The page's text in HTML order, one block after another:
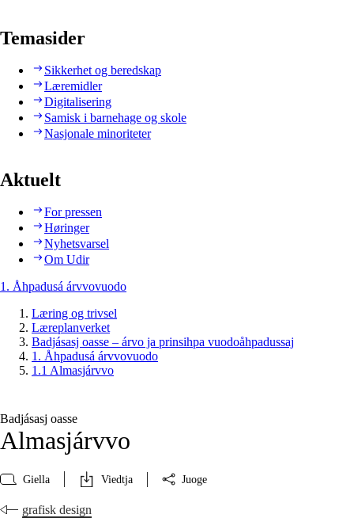
Temasider
Sikkerhet og beredskap
Læremidler
Digitalisering
Samisk i barnehage og skole
Nasjonale minoriteter
Aktuelt
For pressen
Høringer
Nyhetsvarsel
Om Udir
1. Åhpadusá árvvovuodo
Læring og trivsel
Læreplanverket
Badjásasj oasse – árvo ja prinsihpa vuodoåhpadussaj
1. Åhpadusá árvvovuodo
1.1 Almasjárvvo
Badjásasj oasse
Almasjárvvo
Giella Viedtja Juoge
grafisk design